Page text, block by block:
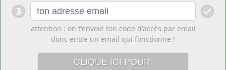
3
attention : on t'envoie ton code d'accès par email
donc entre un email qui fonctionne !
CLIQUE ICI POUR